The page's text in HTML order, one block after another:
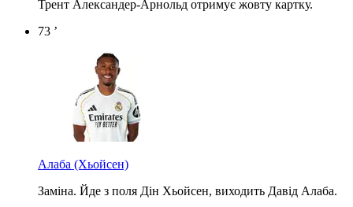
Трент Александер-Арнольд отримує жовту картку.
73 ’
Алаба (Хьойсен)
Заміна. Йде з поля Дін Хьойсен, виходить Давід Алаба.